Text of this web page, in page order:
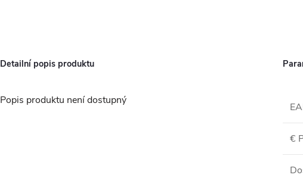
Detailní popis produktu
Popis produktu není dostupný
€